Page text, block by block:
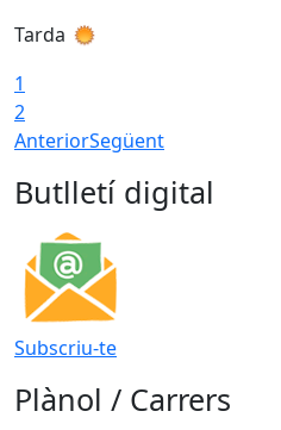
Tarda
1
2
AnteriorSegüent
Butlletí digital
Subscriu-te
Plànol / Carrers